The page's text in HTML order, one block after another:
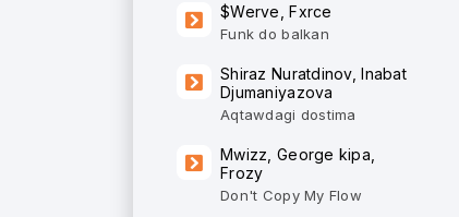
$Werve, Fxrce
Funk do balkan
Shiraz Nuratdinov, Inabat
Djumaniyazova
Aqtawdagi dostima
Mwizz, George kipa,
Frozy
Don't Copy My Flow